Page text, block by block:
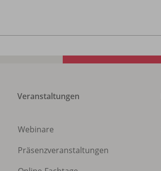
Veranstaltungen
Webinare
Präsenzveranstaltungen